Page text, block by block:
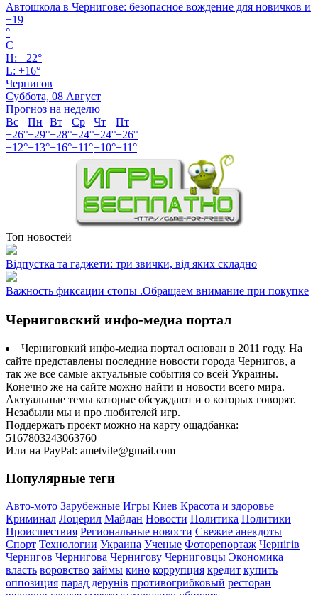
Автошкола в Чернигове: безопасное вождение для новичков и
+19
°
C
H: +22°
L: +16°
Чернигов
Суббота, 08 Август
Прогноз на неделю
Вс
Пн Вт Ср Чт
Пт
+26°+29°+28°+24°+24°+26°
+12°+13°+16°+11°+10°+11°
Топ новостей
Відпустка та гаджети: три звички, від яких складно
Важность фиксации стопы .Обращаем внимание при покупке
Черниговский инфо-медиа портал
Черниговкий инфо-медиа портал основан в 2011 году. На
сайте представлены последние новости города Чернигов, а
так же все самые актуальные события со всей Украины.
Конечно же на сайте можно найти и новости всего мира.
Актуальные темы которые обсуждают и о которых говорят.
Незабыли мы и про любителей игр.
Поддержать проект можно на карту ощадбанка:
5167803243063760
Или на PayPal: ametvile@gmail.com
Популярные теги
Авто-мото Зарубежные Игры Киев Красота и здоровье
Криминал Лоцерил Майдан Новости Политика Политики
Происшествия Региональные новости Свежие анекдоты
Спорт Технологии Украина Ученые Фоторепортаж Чернігів
Чернигов Чернигова Чернигову Черниговцы Экономика
власть воровство займы кино коррупция кредит купить
оппозиция парад дерунів противогрибковый ресторан